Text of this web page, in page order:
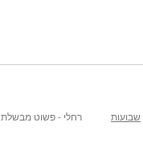
רחלי - פשוט מבשלת שבועות